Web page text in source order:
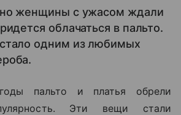
женщины с ужасом ждали
облачаться в пальто.
одним из любимых
пальто и платья обрели
Эти вещи стали